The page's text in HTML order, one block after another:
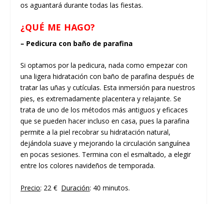
os aguantará durante todas las fiestas.
¿QUÉ ME HAGO?
– Pedicura con baño de parafina
Si optamos por la pedicura, nada como empezar con
una ligera hidratación con baño de parafina después de
tratar las uñas y cutículas. Esta inmersión para nuestros
pies, es extremadamente placentera y relajante. Se
trata de uno de los métodos más antiguos y eficaces
que se pueden hacer incluso en casa, pues la parafina
permite a la piel recobrar su hidratación natural,
dejándola suave y mejorando la circulación sanguínea
en pocas sesiones. Termina con el esmaltado, a elegir
entre los colores navideños de temporada.
Precio: 22 € Duración: 40 minutos.